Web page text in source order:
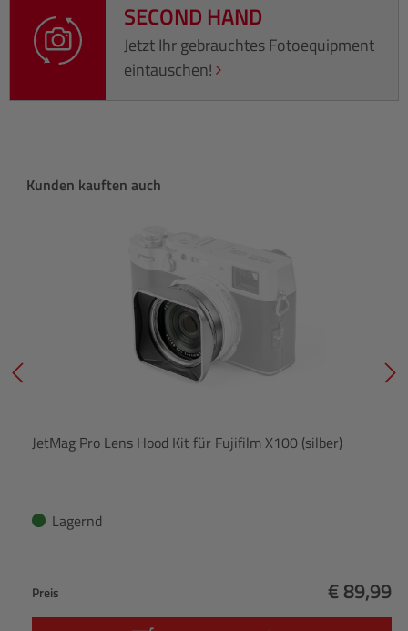
SECOND HAND
Jetzt Ihr gebrauchtes Fotoequipment
eintauschen!
Produktgalerie überspringen
Kunden kauften auch
JetMag Pro Lens Hood Kit für Fujifilm X100 (silber)
Lagernd
Preis € 89,99